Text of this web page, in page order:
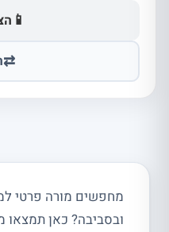
📱
⇄
מחפשים מורה פרטי
ובסביבה? כאן תמצאו